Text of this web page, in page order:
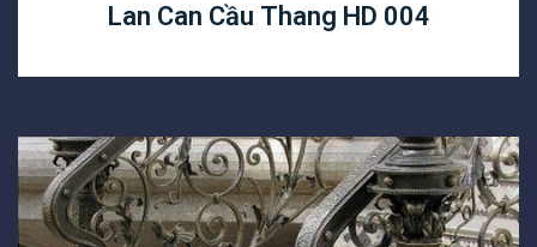
Lan Can Cầu Thang HD 004